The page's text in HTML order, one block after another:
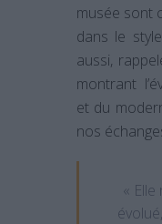
musée sont
dans le
aussi,
montrant
et du
nos
«